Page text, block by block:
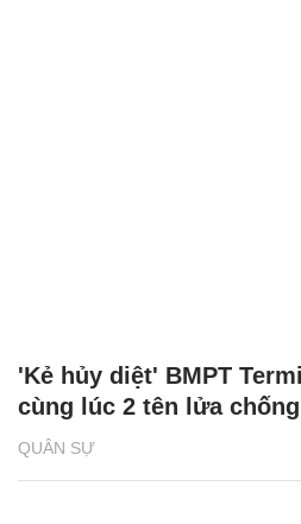
QUÂN SỰ
'Kẻ hủy diệt' BMPT
cùng lúc 2 tên lửa